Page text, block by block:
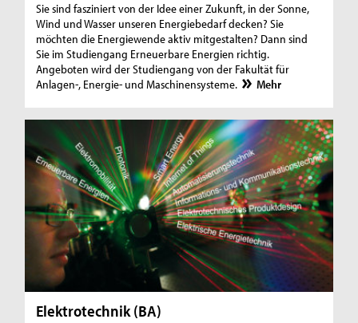
Sie sind fasziniert von der Idee einer Zukunft, in der Sonne,
Wind und Wasser unseren Energiebedarf decken? Sie
möchten die Energiewende aktiv mitgestalten? Dann sind
Sie im Studiengang Erneuerbare Energien richtig.
Angeboten wird der Studiengang von der Fakultät für
Anlagen-, Energie- und Maschinensysteme.
Mehr
Elektrotechnik (BA)